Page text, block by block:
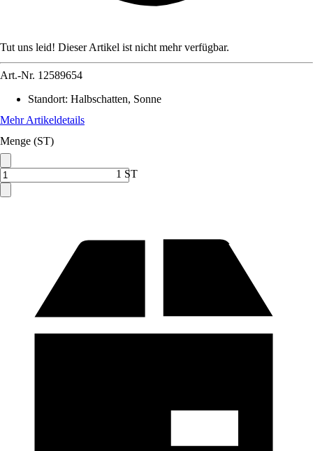
Tut uns leid! Dieser Artikel ist nicht mehr verfügbar.
Art.-Nr. 12589654
Standort: Halbschatten, Sonne
Mehr Artikeldetails
Menge (ST)
1 ST